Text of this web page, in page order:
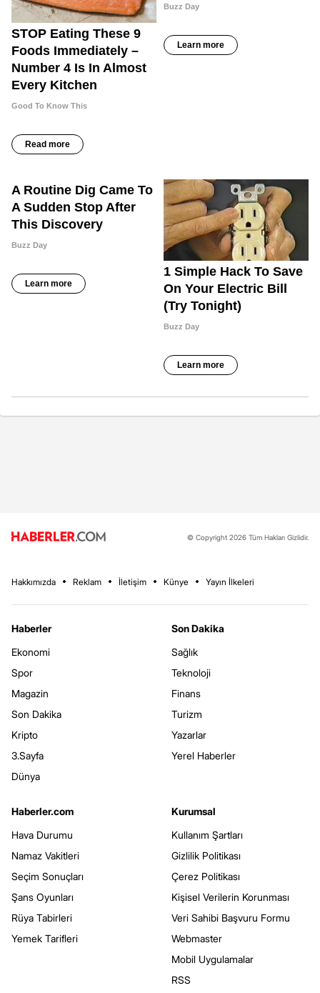
© Copyright 2026 Tüm Hakları Gizlidir.
Hakkımızda Reklam İletişim Künye Yayın İlkeleri
Haberler
Ekonomi
Spor
Magazin
Son Dakika
Kripto
3.Sayfa
Dünya
Son Dakika
Sağlık
Teknoloji
Finans
Turizm
Yazarlar
Yerel Haberler
Haberler.com
Hava Durumu
Namaz Vakitleri
Seçim Sonuçları
Şans Oyunları
Rüya Tabirleri
Yemek Tarifleri
Kurumsal
Kullanım Şartları
Gizlilik Politikası
Çerez Politikası
Kişisel Verilerin Korunması
Veri Sahibi Başvuru Formu
Webmaster
Mobil Uygulamalar
RSS